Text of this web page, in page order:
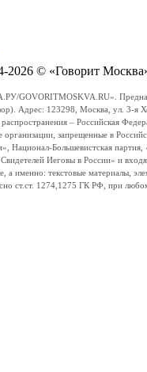
2026 © «Говорит
GOVORITMOSKVA.RU».
Адрес: 123298, Москва, ул. 3-
– Российская
организации, запрещенные в
Национал-Большевистская
Иеговы в России» и
а именно: текстовые материалы,
ст.ст. 1274,1275 ГК РФ, при